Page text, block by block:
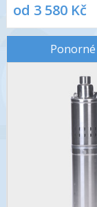
od 3 580 Kč